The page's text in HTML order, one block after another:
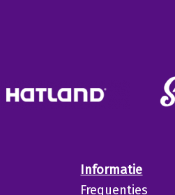
Informatie
Frequenties